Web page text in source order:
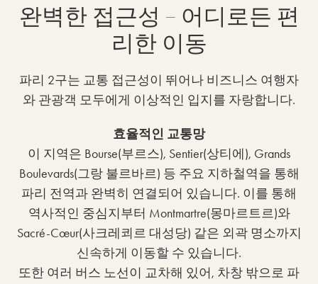
완벽한 접근성 – 어디로든 편
리한 이동
파리 2구는 교통 접근성이 뛰어나 비즈니스 여행자
와 관광객 모두에게 이상적인 입지를 자랑합니다.
효율적인 교통망
이 지역은 Bourse(부르스), Sentier(상티에), Grands
Boulevards(그랑 불르바르) 등 주요 지하철역을 통해
파리 전역과 완벽히 연결되어 있습니다. 이를 통해
역사적인 중심지부터 Montmartre(몽마르트르)와
Sacré-Cœur(사크레쾨르 대성당) 같은 외곽 명소까지
신속하게 이동할 수 있습니다.
또한 여러 버스 노선이 교차해 있어, 차창 밖으로 파